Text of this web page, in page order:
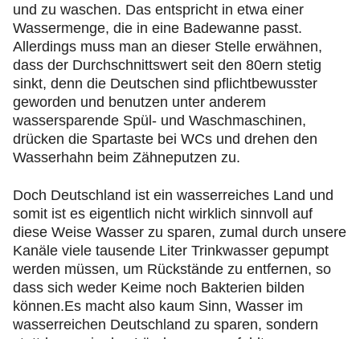
und zu waschen. Das entspricht in etwa einer
Wassermenge, die in eine Badewanne passt.
Allerdings muss man an dieser Stelle erwähnen,
dass der Durchschnittswert seit den 80ern stetig
sinkt, denn die Deutschen sind pflichtbewusster
geworden und benutzen unter anderem
wassersparende Spül- und Waschmaschinen,
drücken die Spartaste bei WCs und drehen den
Wasserhahn beim Zähneputzen zu.
Doch Deutschland ist ein wasserreiches Land und
somit ist es eigentlich nicht wirklich sinnvoll auf
diese Weise Wasser zu sparen, zumal durch unsere
Kanäle viele tausende Liter Trinkwasser gepumpt
werden müssen, um Rückstände zu entfernen, so
dass sich weder Keime noch Bakterien bilden
können.Es macht also kaum Sinn, Wasser im
wasserreichen Deutschland zu sparen, sondern